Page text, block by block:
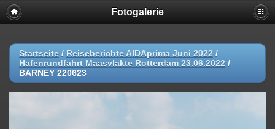
Fotogalerie
Startseite / Reiseberichte AIDAprima Juni 2022 /
Hafenrundfahrt Maasvlakte Rotterdam 23.06.2022 /
BARNEY 220623